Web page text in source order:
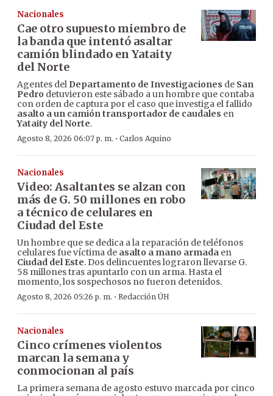
Nacionales
Cae otro supuesto miembro de
la banda que intentó asaltar
camión blindado en Yataity
del Norte
Agentes del Departamento de Investigaciones de San
Pedro detuvieron este sábado a un hombre que contaba
con orden de captura por el caso que investiga el fallido
asalto a un camión transportador de caudales en
Yataity del Norte.
Agosto 8, 2026 06:07 p. m. · Carlos Aquino
Nacionales
Video: Asaltantes se alzan con
más de G. 50 millones en robo
a técnico de celulares en
Ciudad del Este
Un hombre que se dedica a la reparación de teléfonos
celulares fue víctima de asalto a mano armada en
Ciudad del Este. Dos delincuentes lograron llevarse G.
58 millones tras apuntarlo con un arma. Hasta el
momento, los sospechosos no fueron detenidos.
Agosto 8, 2026 05:26 p. m. · Redacción ÚH
Nacionales
Cinco crímenes violentos
marcan la semana y
conmocionan al país
La primera semana de agosto estuvo marcada por cinco